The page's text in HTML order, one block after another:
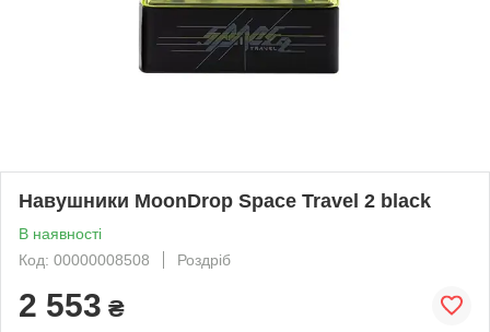
Навушники MoonDrop Space Travel 2 black
В наявності
Код: 00000008508
Роздріб
2 553 ₴